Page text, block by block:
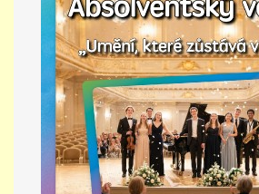
ZUŠ Pohořelice
Školní 462
Pohořelice
691 23
© 2026 eStránky.cz |Tisk|